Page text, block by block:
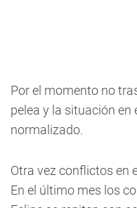
Por el momento no
pelea y la situación en
normalizado.
Otra vez conflictos en
En el último mes los